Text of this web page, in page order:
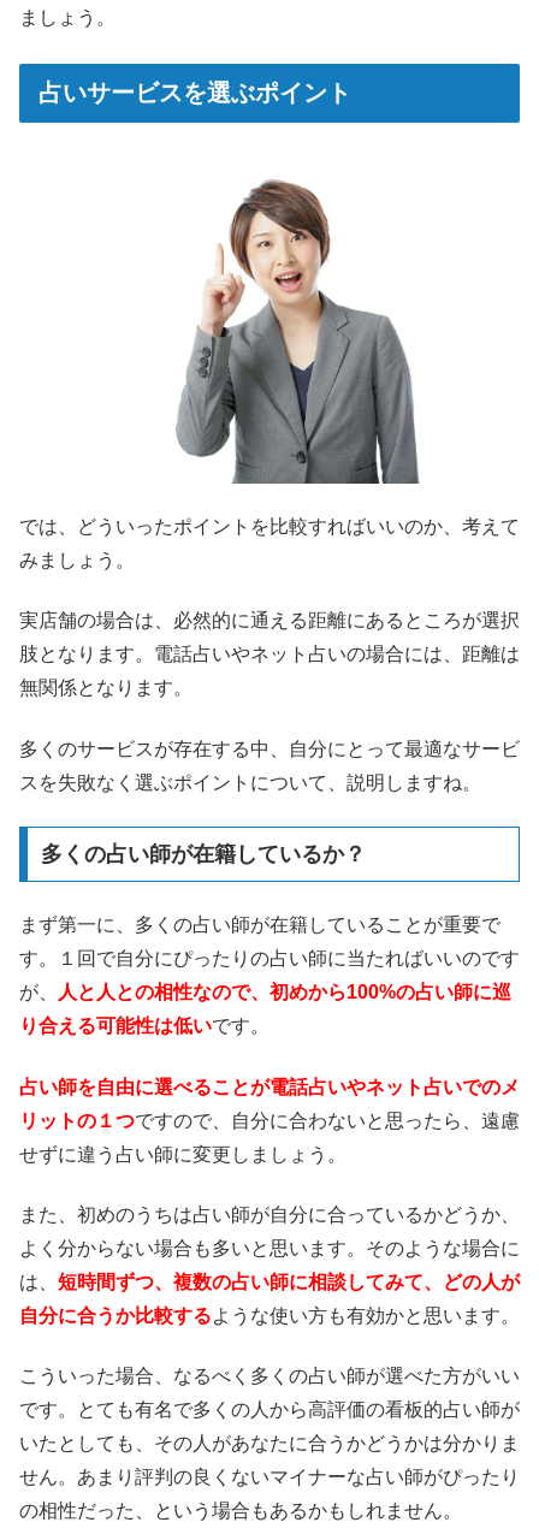
ましょう。
占いサービスを選ぶポイント
では、どういったポイントを比較すればいいのか、考えて
みましょう。
実店舗の場合は、必然的に通える距離にあるところが選択
肢となります。電話占いやネット占いの場合には、距離は
無関係となります。
多くのサービスが存在する中、自分にとって最適なサービ
スを失敗なく選ぶポイントについて、説明しますね。
多くの占い師が在籍しているか？
まず第一に、多くの占い師が在籍していることが重要で
す。１回で自分にぴったりの占い師に当たればいいのです
が、
人と人との相性なので、初めから100%の占い師に巡
り合える可能性は低いです。
占い師を自由に選べることが電話占いやネット占いでのメ
リットの１つですので、自分に合わないと思ったら、遠慮
せずに違う占い師に変更しましょう。
また、初めのうちは占い師が自分に合っているかどうか、
よく分からない場合も多いと思います。そのような場合に
は、 短時間ずつ、複数の占い師に相談してみて、どの人が
自分に合うか比較するような使い方も有効かと思います。
こういった場合、なるべく多くの占い師が選べた方がいい
です。とても有名で多くの人から高評価の看板的占い師が
いたとしても、その人があなたに合うかどうかは分かりま
せん。あまり評判の良くないマイナーな占い師がぴったり
の相性だった、という場合もあるかもしれません。